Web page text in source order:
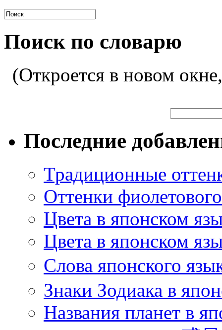
Поиск по словарю
(Откроется в новом
Последние
Традиционные
Оттенки
Цвета в японском
Цвета в японском
Слова японского
Знаки Зодиака в
Названия планет в